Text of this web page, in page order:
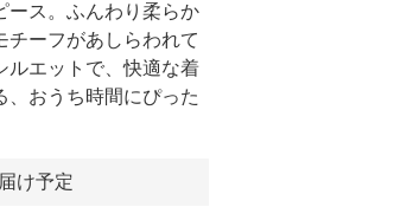
ース。ふんわり柔らか
チーフがあしらわれて
ルエットで、快適な着
、おうち時間にぴった
け予定